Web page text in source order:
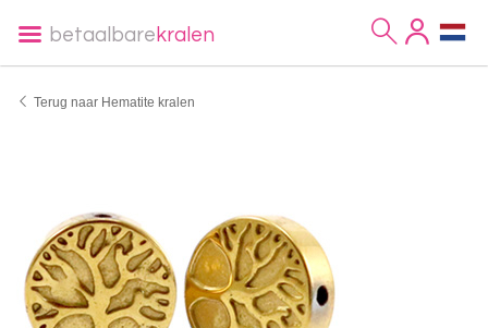
betaalbare kralen
Terug naar Hematite kralen